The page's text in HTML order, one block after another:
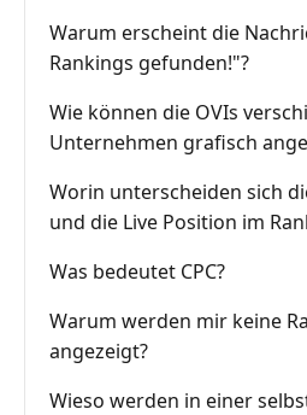
Warum erscheint die
Rankings gefunden!"?
Wie können die OVIs
Unternehmen grafisch
Worin unterscheiden sich
und die Live Position im
Was bedeutet CPC?
Warum werden mir keine
angezeigt?
Wieso werden in einer